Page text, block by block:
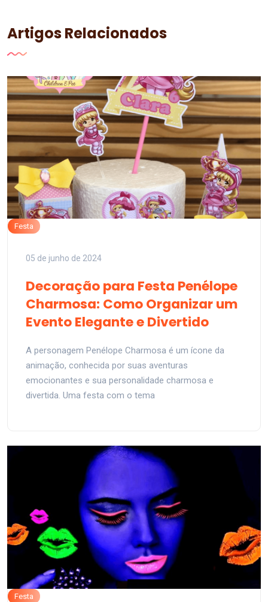
Artigos Relacionados
Festa
05 de junho de 2024
Decoração para Festa Penélope
Charmosa: Como Organizar um
Evento Elegante e Divertido
A personagem Penélope Charmosa é um ícone da
animação, conhecida por suas aventuras
emocionantes e sua personalidade charmosa e
divertida. Uma festa com o tema
Festa